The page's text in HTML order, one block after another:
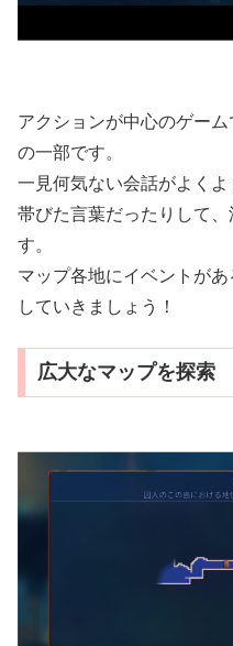
アクションが中心のゲー
の一部です。
一見何気ない会話がよく
帯びた言葉だったりして
す。
マップ各地にイベントが
していきましょう！
広大なマップを探索